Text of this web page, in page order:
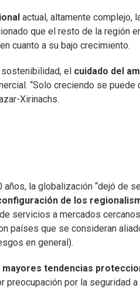
actual, altamente complejo,
que el resto de la región
cuanto a su bajo crecimiento.
el cuidado del
“Solo creciendo se
Xirinachs.
la globalización “dejó de
de los
servicios a mercados
países que se consideran
en general).
mayores tendencias
preocupación por la seguridad